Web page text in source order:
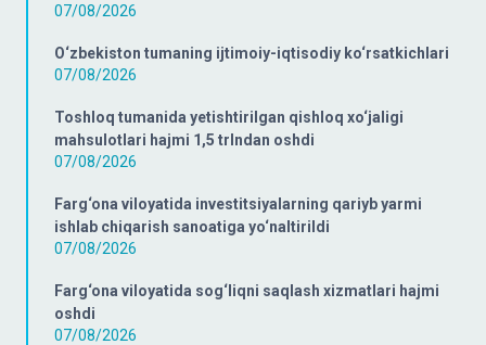
07/08/2026
O‘zbekiston tumaning ijtimoiy-iqtisodiy ko‘rsatkichlari
07/08/2026
Toshloq tumanida yetishtirilgan qishloq xo‘jaligi
mahsulotlari hajmi 1,5 trlndan oshdi
07/08/2026
Farg‘ona viloyatida investitsiyalarning qariyb yarmi
ishlab chiqarish sanoatiga yo‘naltirildi
07/08/2026
Farg‘ona viloyatida sog‘liqni saqlash xizmatlari hajmi
oshdi
07/08/2026